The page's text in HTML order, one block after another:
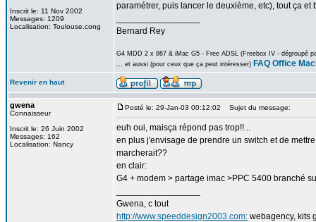
Inscrit le: 11 Nov 2002
Messages: 1209
Localisation: Toulouse.cong
paramétrer, puis lancer le deuxième, etc), tout ça
Bernard Rey
G4 MDD 2 x 867 & iMac G5 - Free ADSL (Freebox IV - dégroupé
... et aussi (pour ceux que ça peut intéresser) FAQ Office
Revenir en haut
gwena
Connaisseur
Inscrit le: 26 Juin 2002
Messages: 162
Localisation: Nancy
Posté le: 29-Jan-03 00:12:02 Sujet du message:
euh oui, maisça répond pas trop!!...
en plus j'envisage de prendre un switch et de
marcherait??
en clair:
G4 + modem > partage imac >PPC 5400 branché
Gwena, c tout
http://www.speeddesign2003.com: webagency, kits